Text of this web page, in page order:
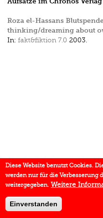
Roza el-Hassans
thinking/dreaming about
In: fakt&fiktion 7.0 2003.
Diese Website benutzt Cookies.
werden nur für die Verbesserung
weitergegeben. Weitere
Einverstanden